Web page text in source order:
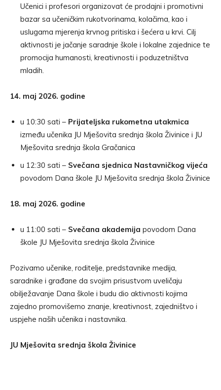
Učenici i profesori organizovat će prodajni i promotivni
bazar sa učeničkim rukotvorinama, kolačima, kao i
uslugama mjerenja krvnog pritiska i šećera u krvi. Cilj
aktivnosti je jačanje saradnje škole i lokalne zajednice te
promocija humanosti, kreativnosti i poduzetništva
mladih.
14. maj 2026. godine
u 10:30 sati – Prijateljska rukometna utakmica
između učenika JU Mješovita srednja škola Živinice i JU
Mješovita srednja škola Gračanica
u 12:30 sati – Svečana sjednica Nastavničkog vijeća
povodom Dana škole JU Mješovita srednja škola Živinice
18. maj 2026. godine
u 11:00 sati – Svečana akademija povodom Dana
škole JU Mješovita srednja škola Živinice
Pozivamo učenike, roditelje, predstavnike medija,
saradnike i građane da svojim prisustvom uveličaju
obilježavanje Dana škole i budu dio aktivnosti kojima
zajedno promovišemo znanje, kreativnost, zajedništvo i
uspjehe naših učenika i nastavnika.
JU Mješovita srednja škola Živinice